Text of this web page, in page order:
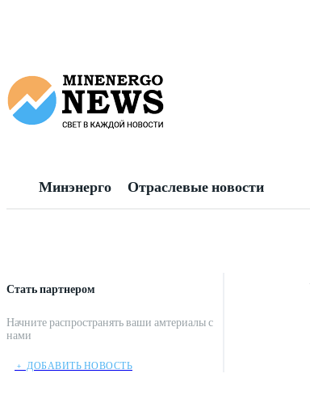
Минэнерго Отраслевые новости
Стать партнером
Начните распространять ваши амтериалы с
нами
﹢ ДОБАВИТЬ НОВОСТЬ